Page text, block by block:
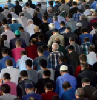
Spor
Yaşam
Sağlık